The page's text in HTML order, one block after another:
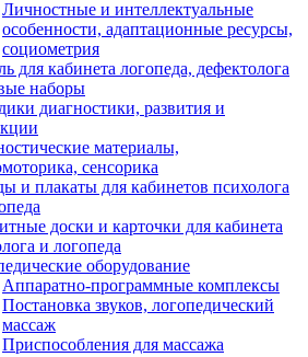
Личностные и интеллектуальные
особенности, адаптационные ресурсы,
социометрия
для кабинета логопеда, дефектолога
наборы
диагностики, развития и
материалы,
сенсорика
и плакаты для кабинетов психолога
доски и карточки для кабинета
и логопеда
оборудование
Аппаратно-программные комплексы
Постановка звуков, логопедический
массаж
Приспособления для массажа